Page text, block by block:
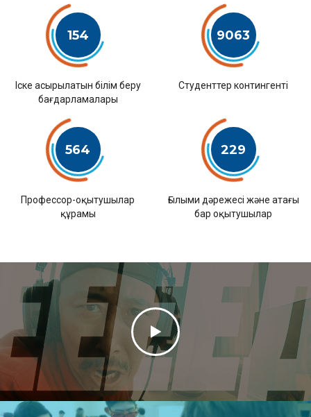
154
Іске асырылатын білім беру
бағдарламалары
9063
Студенттер контингенті
564
Профессор-оқытушылар
құрамы
229
Ғылыми дәрежесі және атағы
бар оқытушылар